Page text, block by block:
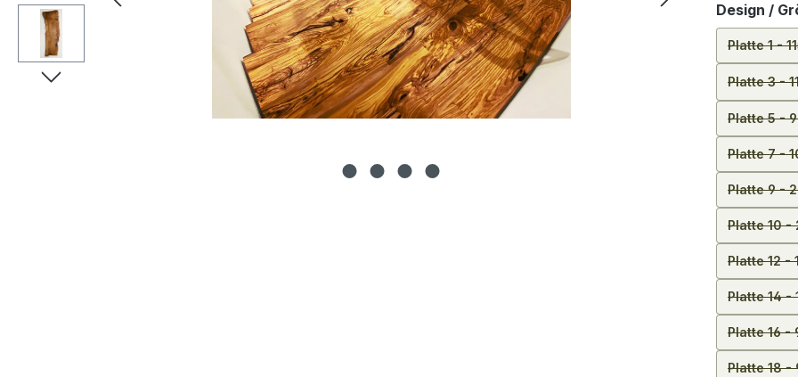
Design /
Platte 1 -
Platte 3 -
Platte 5 -
Platte 7 -
Platte 9 -
Platte 10 -
Platte 12 -
Platte 14 -
Platte 16 -
Platte 18 -